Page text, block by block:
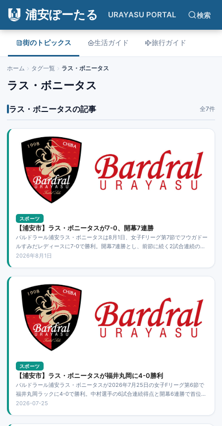
浦安ぽーたる URAYASU PORTAL 検索
街のトピックス 生活ガイド 旅行ガイド
ホーム タグ一覧 ラス・ボニータス
ラス・ボニータス
ラス・ボニータスの記事 全7件
スポーツ
【浦安市】ラス・ボニータスが7-0、開幕7連勝
バルドラール浦安ラス・ボニータスは8月1日、女子Fリーグ第7節でフウガドー
ルすみだレディースに7-0で勝利。開幕7連勝とし、前節に続く2試合連続の無
失点勝利となりました。次節は8月23日に立川と対戦します。
2026年8月1日
スポーツ
【浦安市】ラス・ボニータスが福井丸岡に4-0勝利
バルドラール浦安ラス・ボニータスが2026年7月25日の女子Fリーグ第6節で
福井丸岡ラックに4-0で勝利。中村選手の6試合連続得点と開幕6連勝で首位を
維持しました。
2026-07-25